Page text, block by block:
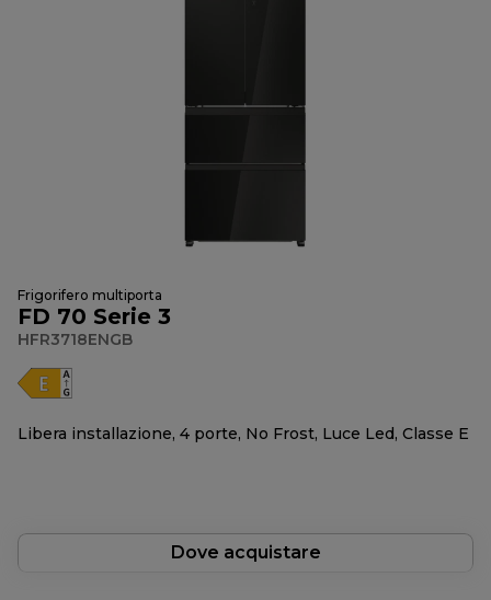
Frigorifero multiporta
FD 70 Serie 3
HFR3718ENGB
Libera installazione, 4 porte, No Frost, Luce Led, Classe E
Dove acquistare